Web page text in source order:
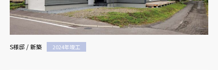
S様邸 / 新築 2024年竣工